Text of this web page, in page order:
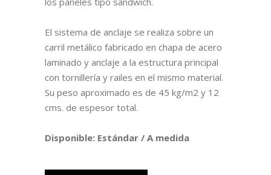
El sistema de anclaje se realiza sobre un
carril metálico fabricado en chapa de acero
laminado y anclaje a la estructura principal
con tornillería y railes en el mismo material.
Su peso aproximado es de 45 kg/m2 y 12
cms. de espesor total.
Disponible: Estándar / A medida